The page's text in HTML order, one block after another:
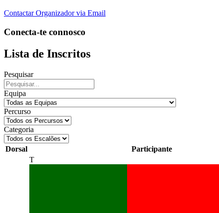
Contactar Organizador via Email
Conecta-te connosco
Lista de Inscritos
Pesquisar
Equipa
Percurso
Categoria
Dorsal
Participante
T